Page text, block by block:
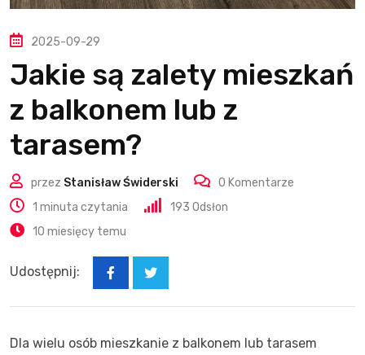
2025-09-29
Jakie są zalety mieszkań
z balkonem lub z
tarasem?
przez Stanisław Świderski 0 Komentarze
1 minuta czytania
193 Odsłon
10 miesięcy temu
Udostępnij:
Dla wielu osób mieszkanie z balkonem lub tarasem